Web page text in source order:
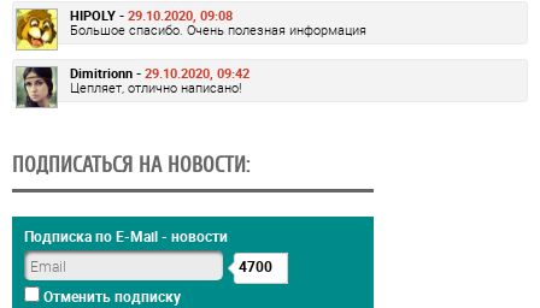
HIPOLY - 29.10.2020, 09:08
Большое спасибо. Очень полезная информация
Dimitrionn - 29.10.2020, 09:42
Цепляет, отлично написано!
ПОДПИСАТЬСЯ НА НОВОСТИ:
Подписка по E-Mail - новости
4700
Отменить подписку